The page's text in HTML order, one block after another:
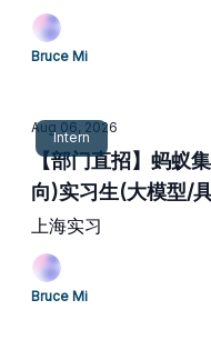
Bruce Mi
Intern
Aug 06, 2026
【部门直招】蚂蚁
向)实习生(大模型/
上海/杭州)
上海实习
Bruce Mi